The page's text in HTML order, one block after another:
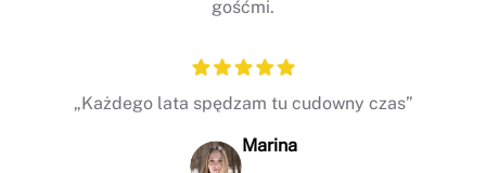
gośćmi.
„Każdego lata spędzam tu cudowny czas”
Marina